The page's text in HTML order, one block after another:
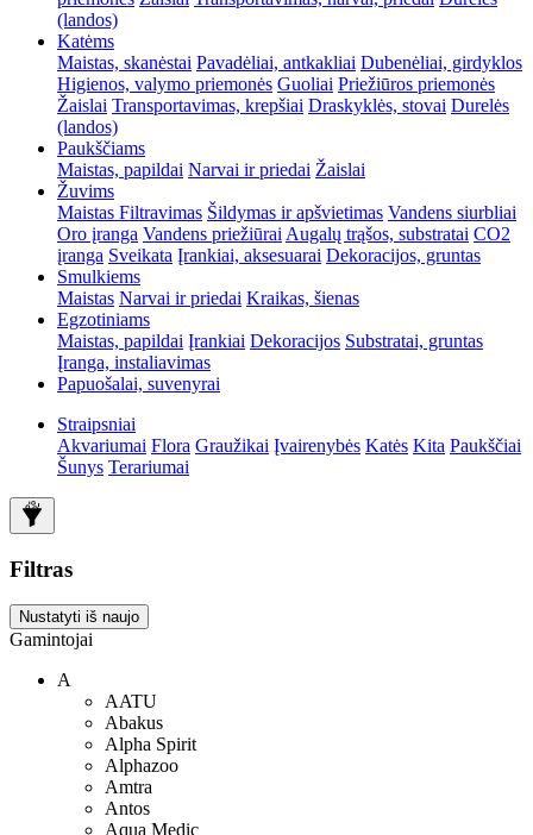
(landos)
Katėms
Maistas, skanėstai Pavadėliai, antkakliai Dubenėliai, girdyklos
Higienos, valymo priemonės Guoliai Priežiūros priemonės
Žaislai Transportavimas, krepšiai Draskyklės, stovai Durelės
(landos)
Paukščiams
Maistas, papildai Narvai ir priedai Žaislai
Žuvims
Maistas Filtravimas Šildymas ir apšvietimas Vandens siurbliai
Oro įranga Vandens priežiūrai Augalų trąšos, substratai CO2
įranga Sveikata Įrankiai, aksesuarai Dekoracijos, gruntas
Smulkiems
Maistas Narvai ir priedai Kraikas, šienas
Egzotiniams
Maistas, papildai Įrankiai Dekoracijos Substratai, gruntas
Įranga, instaliavimas
Papuošalai, suvenyrai
Straipsniai
Akvariumai Flora Graužikai Įvairenybės Katės Kita Paukščiai
Šunys Terariumai
Filtras
Nustatyti iš naujo
Gamintojai
A
AATU
Abakus
Alpha Spirit
Alphazoo
Amtra
Antos
Aqua Medic